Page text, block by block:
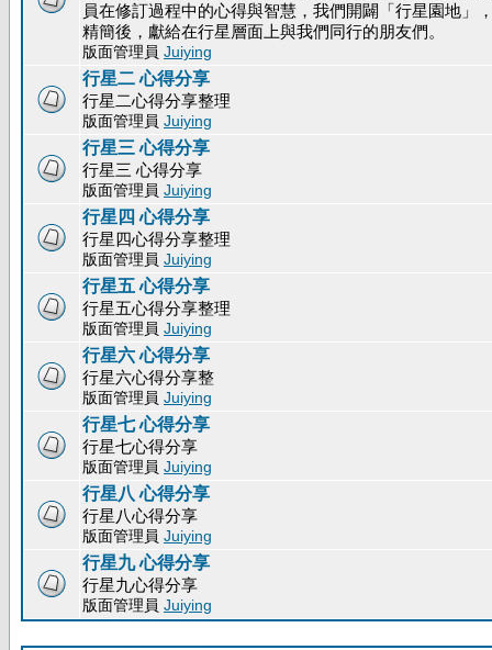
員在修訂過程中的心得與智慧，我們開闢「行星園地」
精簡後，獻給在行星層面上與我們同行的朋友們。
版面管理員 Juiying
行星二 心得分享
行星二心得分享整理
版面管理員 Juiying
行星三 心得分享
行星三 心得分享
版面管理員 Juiying
行星四 心得分享
行星四心得分享整理
版面管理員 Juiying
行星五 心得分享
行星五心得分享整理
版面管理員 Juiying
行星六 心得分享
行星六心得分享整
版面管理員 Juiying
行星七 心得分享
行星七心得分享
版面管理員 Juiying
行星八 心得分享
行星八心得分享
版面管理員 Juiying
行星九 心得分享
行星九心得分享
版面管理員 Juiying